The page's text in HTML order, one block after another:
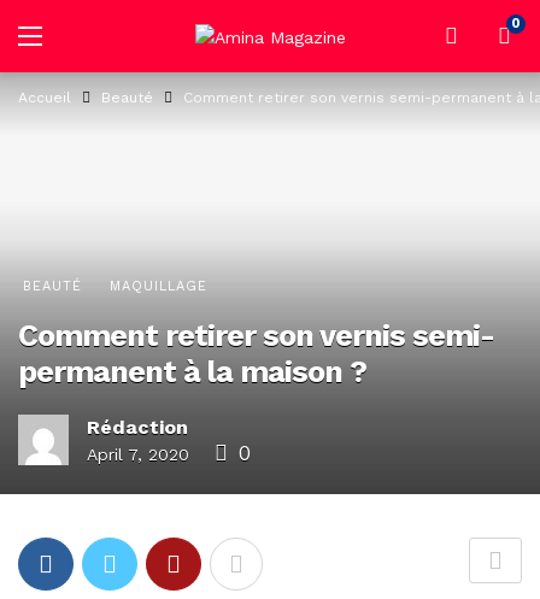
0
Accueil Beauté Comment retirer son vernis semi-permanent à
BEAUTÉ MAQUILLAGE
Comment retirer son vernis semi-
permanent à la maison ?
Rédaction
April 7, 2020 0